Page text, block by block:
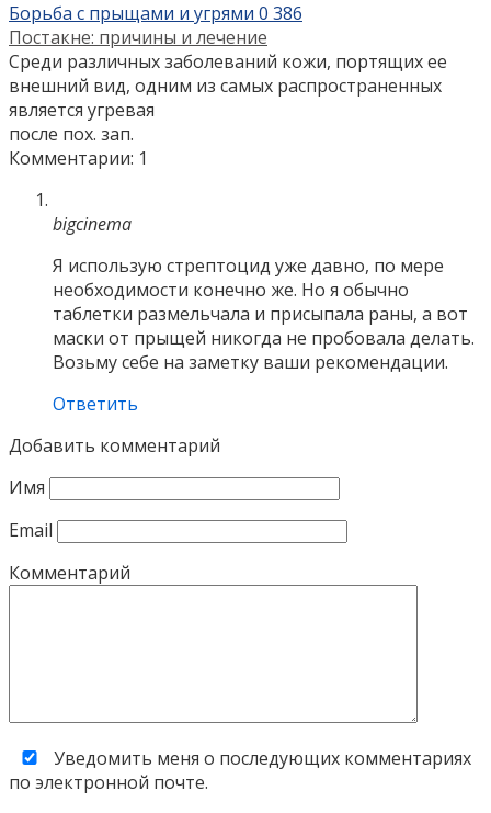
Борьба с прыщами и угрями 0 386
Постакне: причины и лечение
Среди различных заболеваний кожи, портящих ее
внешний вид, одним из самых распространенных
является угревая
после пох. зап.
Комментарии: 1
bigcinema
Я использую стрептоцид уже давно, по мере
необходимости конечно же. Но я обычно
таблетки размельчала и присыпала раны, а вот
маски от прыщей никогда не пробовала делать.
Возьму себе на заметку ваши рекомендации.
Ответить
Добавить комментарий
Имя
Email
Комментарий
Уведомить меня о последующих комментариях
по электронной почте.